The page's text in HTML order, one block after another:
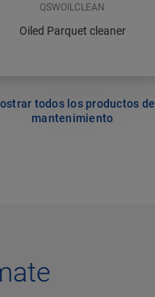
QSWOILCLEAN
Oiled Parquet cleaner
todos los productos de
mantenimiento